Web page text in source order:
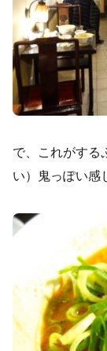
で、これがする
い）鬼っぽい感